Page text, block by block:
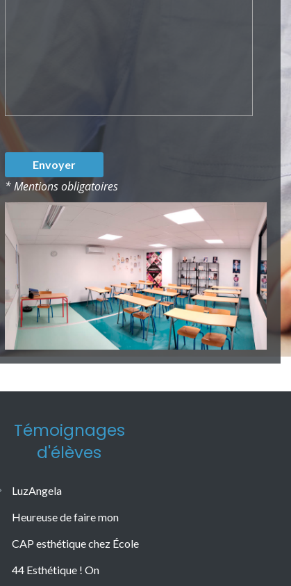
* Mentions obligatoires
Témoignages
d'élèves
LuzAngela
Heureuse de faire mon
CAP esthétique chez École
44 Esthétique ! On